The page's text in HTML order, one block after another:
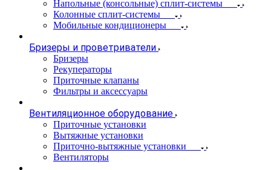
Напольные (консольные) сплит-системы
Колонные сплит-системы
Мобильные кондиционеры
Бризеры и проветриватели
Бризеры
Рекуператоры
Приточные клапаны
Фильтры и аксессуары
Вентиляционное оборудование
Приточные установки
Вытяжные установки
Приточно-вытяжные установки
Вентиляторы